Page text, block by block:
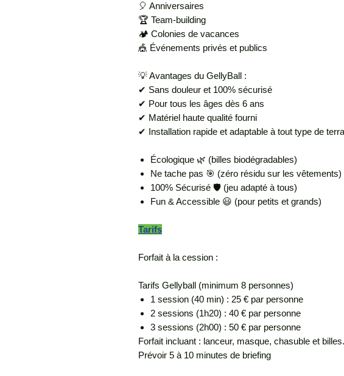
🎈 Anniversaires
🏆 Team-building
🏕️ Colonies de vacances
🎪 Événements privés et publics
💡 Avantages du GellyBall :
✔ Sans douleur et 100% sécurisé
✔ Pour tous les âges dès 6 ans
✔ Matériel haute qualité fourni
✔ Installation rapide et adaptable à tout type de
Écologique 🌿 (billes biodégradables)
Ne tache pas 🎯 (zéro résidu sur les vêtements)
100% Sécurisé 🛡️ (jeu adapté à tous)
Fun & Accessible 😃 (pour petits et grands)
Tarifs
Forfait à la cession :
Tarifs Gellyball (minimum 8 personnes)
1 session (40 min) : 25 € par personne
2 sessions (1h20) : 40 € par personne
3 sessions (2h00) : 50 € par personne
Forfait incluant : lanceur, masque, chasuble et billes.
Prévoir 5 à 10 minutes de briefing